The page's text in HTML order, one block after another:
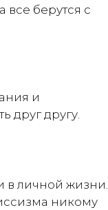
все берутся с
и
друг другу.
в личной жизни.
никому